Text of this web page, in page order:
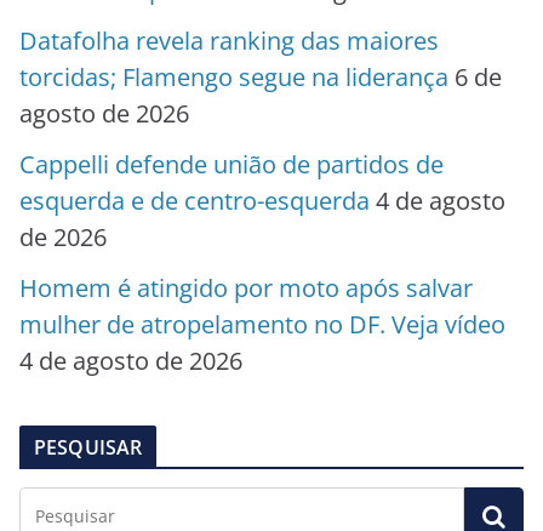
Datafolha revela ranking das maiores
torcidas; Flamengo segue na liderança 6 de
agosto de 2026
Cappelli defende união de partidos de
esquerda e de centro-esquerda 4 de agosto
de 2026
Homem é atingido por moto após salvar
mulher de atropelamento no DF. Veja vídeo
4 de agosto de 2026
PESQUISAR